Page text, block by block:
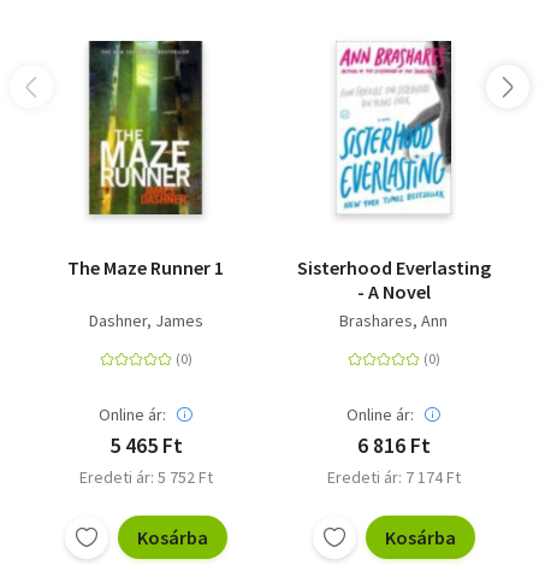
The Maze Runner 1
Dashner, James
Online ár:
5 465 Ft
Eredeti ár: 5 752 Ft
Kosárba
Sisterhood Everlasting
- A Novel
Brashares, Ann
Online ár:
6 816 Ft
Eredeti ár: 7 174 Ft
Kosárba